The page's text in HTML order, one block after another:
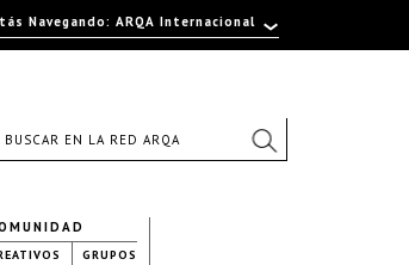
GRUPOS
Navegando: ARQA Internacional